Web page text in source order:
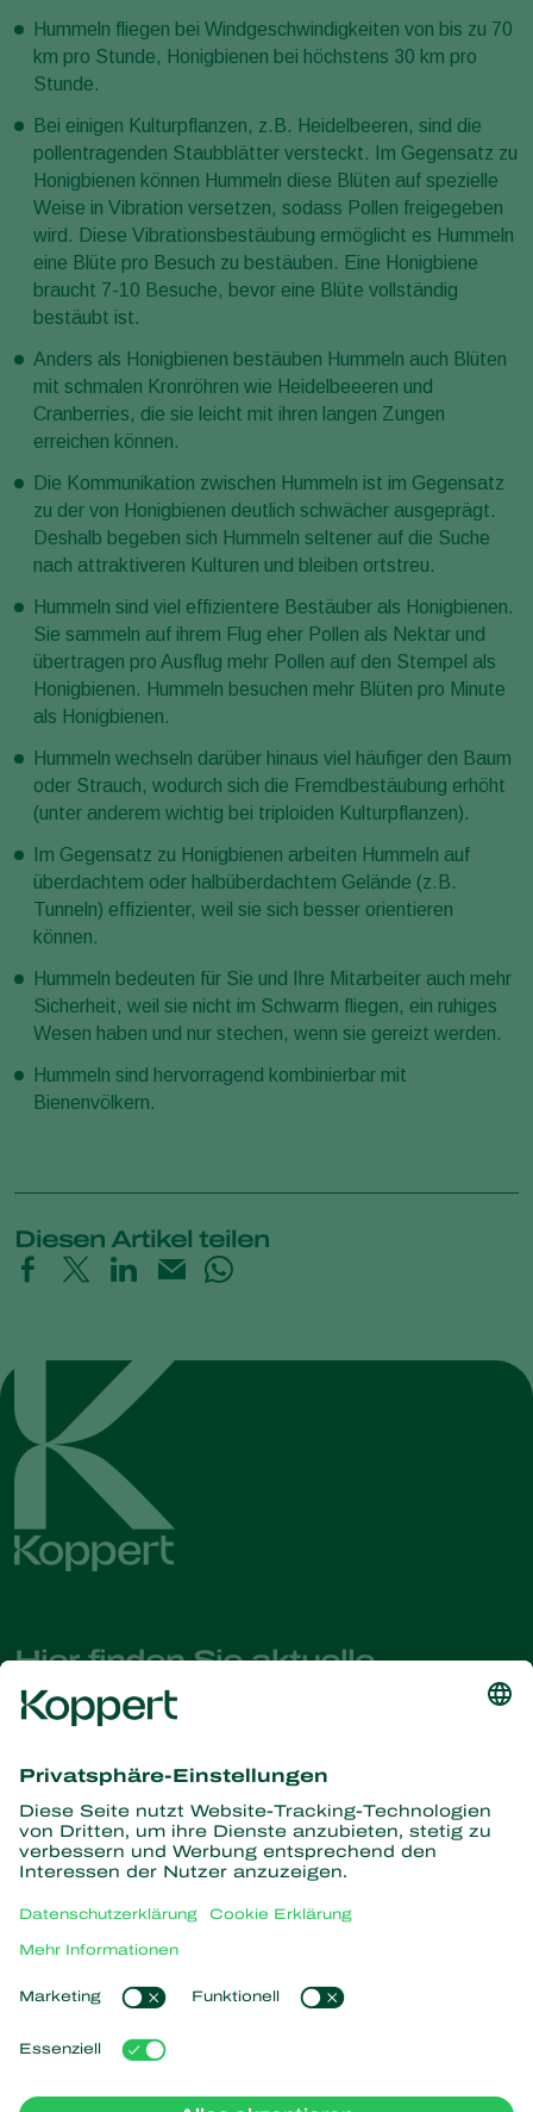
Hummeln fliegen bei Windgeschwindigkeiten von bis zu 70
km pro Stunde, Honigbienen bei höchstens 30 km pro
Stunde.
Bei einigen Kulturpflanzen, z.B. Heidelbeeren, sind die
pollentragenden Staubblätter versteckt. Im Gegensatz zu
Honigbienen können Hummeln diese Blüten auf spezielle
Weise in Vibration versetzen, sodass Pollen freigegeben
wird. Diese Vibrationsbestäubung ermöglicht es Hummeln
eine Blüte pro Besuch zu bestäuben. Eine Honigbiene
braucht 7-10 Besuche, bevor eine Blüte vollständig
bestäubt ist.
Anders als Honigbienen bestäuben Hummeln auch Blüten
mit schmalen Kronröhren wie Heidelbeeeren und
Cranberries, die sie leicht mit ihren langen Zungen
erreichen können.
Die Kommunikation zwischen Hummeln ist im Gegensatz
zu der von Honigbienen deutlich schwächer ausgeprägt.
Deshalb begeben sich Hummeln seltener auf die Suche
nach attraktiveren Kulturen und bleiben ortstreu.
Hummeln sind viel effizientere Bestäuber als Honigbienen.
Sie sammeln auf ihrem Flug eher Pollen als Nektar und
übertragen pro Ausflug mehr Pollen auf den Stempel als
Honigbienen. Hummeln besuchen mehr Blüten pro Minute
als Honigbienen.
Hummeln wechseln darüber hinaus viel häufiger den Baum
oder Strauch, wodurch sich die Fremdbestäubung erhöht
(unter anderem wichtig bei triploiden Kulturpflanzen).
Im Gegensatz zu Honigbienen arbeiten Hummeln auf
überdachtem oder halbüberdachtem Gelände (z.B.
Tunneln) effizienter, weil sie sich besser orientieren
können.
Hummeln bedeuten für Sie und Ihre Mitarbeiter auch mehr
Sicherheit, weil sie nicht im Schwarm fliegen, ein ruhiges
Wesen haben und nur stechen, wenn sie gereizt werden.
Hummeln sind hervorragend kombinierbar mit
Bienenvölkern.
Diesen Artikel teilen
Hier finden Sie aktuelle
Nachrichten und Informationen
Partners with Nature
Raubmilben
Räuber
Nützliche Mikroorganismen
Bestäubung
Über Koppert
Arbeiten bei Koppert
Kontakt
Koppert One
Koppert Global
Cookies verwalten